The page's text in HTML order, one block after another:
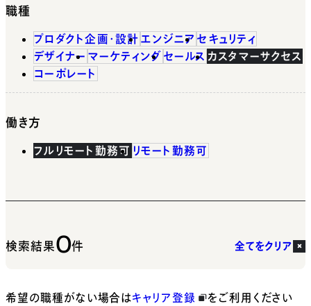
職種
プロダクト企画・設計 エンジニア セキュリティ
デザイナー マーケティング セールス カスタマーサクセス
コーポレート
働き方
フルリモート勤務可 リモート勤務可
検索結果0件 全てをクリア
希望の職種がない場合はキャリア登録 をご利用ください